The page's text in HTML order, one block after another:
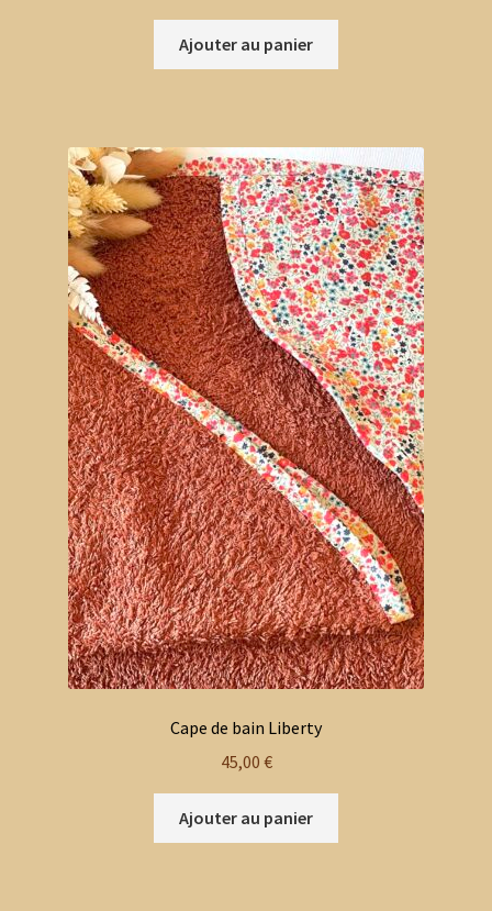
Ajouter au panier
Cape de bain Liberty
45,00 €
Ajouter au panier